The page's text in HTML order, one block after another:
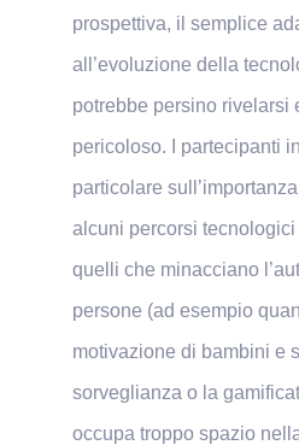
prospettiva, il semplice
all’evoluzione della
potrebbe persino rivelarsi
pericoloso. I partecipanti
particolare
alcuni percorsi
quelli che minacciano
persone (ad esempio
motivazione di bambini e
sorveglianza o la
occupa troppo spazio